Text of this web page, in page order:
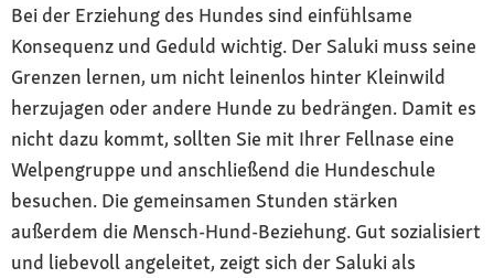
Bei der Erziehung des Hundes sind einfühlsame
Konsequenz und Geduld wichtig. Der Saluki muss seine
Grenzen lernen, um nicht leinenlos hinter Kleinwild
herzujagen oder andere Hunde zu bedrängen. Damit es
nicht dazu kommt, sollten Sie mit Ihrer Fellnase eine
Welpengruppe und anschließend die Hundeschule
besuchen. Die gemeinsamen Stunden stärken
außerdem die Mensch-Hund-Beziehung. Gut sozialisiert
und liebevoll angeleitet, zeigt sich der Saluki als